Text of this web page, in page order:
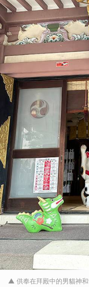
▲ 供奉在拜殿中的男貓神和